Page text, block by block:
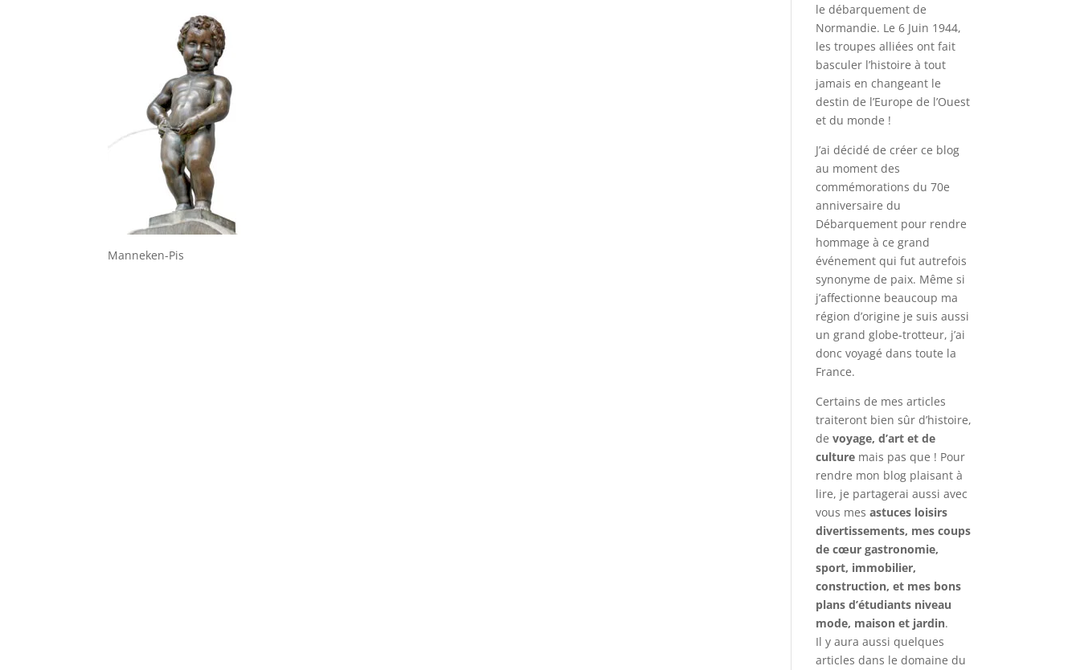
Manneken-Pis
le débarquement de
Normandie. Le 6 Juin 1944,
les troupes alliées ont fait
basculer l’histoire à tout
jamais en changeant le
destin de l’Europe de l’Ouest
et du monde !
J’ai décidé de créer ce blog
au moment des
commémorations du 70e
anniversaire du
Débarquement pour rendre
hommage à ce grand
événement qui fut autrefois
synonyme de paix. Même si
j’affectionne beaucoup ma
région d’origine je suis aussi
un grand globe-trotteur, j’ai
donc voyagé dans toute la
France.
Certains de mes articles
traiteront bien sûr d’histoire,
devoyage, d’art et de
culture mais pas que ! Pour
rendre mon blog plaisant à
lire, je partagerai aussi avec
vous mesastuces loisirs
divertissements, mes coups
de cœur gastronomie,
sport, immobilier,
construction, et mes bons
plans d’étudiants niveau
mode, maison et jardin.
Il y aura aussi quelques
articles dans le domaine du